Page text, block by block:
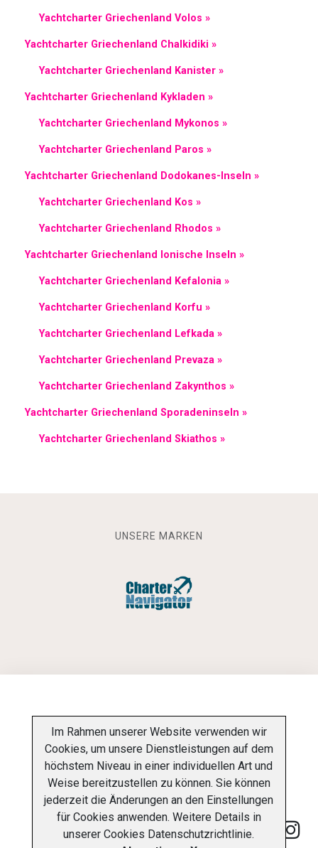
Yachtcharter Griechenland Volos »
Yachtcharter Griechenland Chalkidiki »
Yachtcharter Griechenland Kanister »
Yachtcharter Griechenland Kykladen »
Yachtcharter Griechenland Mykonos »
Yachtcharter Griechenland Paros »
Yachtcharter Griechenland Dodokanes-Inseln »
Yachtcharter Griechenland Kos »
Yachtcharter Griechenland Rhodos »
Yachtcharter Griechenland Ionische Inseln »
Yachtcharter Griechenland Kefalonia »
Yachtcharter Griechenland Korfu »
Yachtcharter Griechenland Lefkada »
Yachtcharter Griechenland Prevaza »
Yachtcharter Griechenland Zakynthos »
Yachtcharter Griechenland Sporadeninseln »
Yachtcharter Griechenland Skiathos »
UNSERE MARKEN
INFORMATIONSPFLICHT
DATENSCHUTZ-BESTIMMUNGEN ÜBER UNS
KONTAKT
Im Rahmen unserer Website verwenden wir
Cookies, um unsere Dienstleistungen auf dem
höchstem Niveau in einer individuellen Art und
Weise bereitzustellen zu können. Sie können
jederzeit die Änderungen an den Einstellungen
für Cookies anwenden. Weitere Details in
unsererCookies Datenschutzrichtlinie.